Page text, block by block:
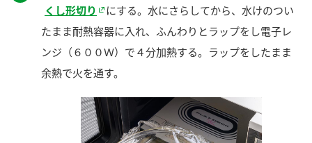
くし形切り
にする。水にさらしてから、水けのつい
たまま耐熱容器に入れ、ふんわりとラップをし電子レ
ンジ（６００Ｗ）で４分加熱する。ラップをしたまま
余熱で火を通す。